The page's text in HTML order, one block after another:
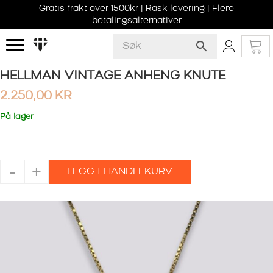
Gratis frakt over 1500kr | Rask levering | Flere
betalingsalternativer
HELLMAN VINTAGE ANHENG KNUTE
2.250,00 KR
På lager
-
VINTAGE
KNUTE
+ LEGG I HANDLEKURV